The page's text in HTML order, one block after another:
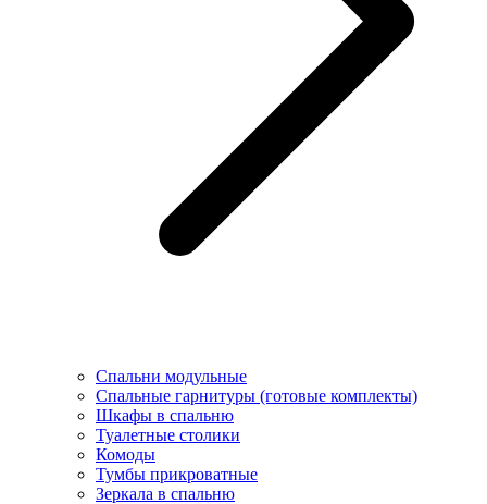
Спальни модульные
Спальные гарнитуры (готовые комплекты)
Шкафы в спальню
Туалетные столики
Комоды
Тумбы прикроватные
Зеркала в спальню